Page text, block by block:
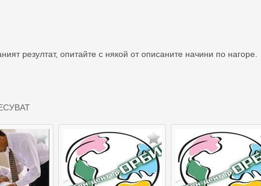
резултат, опитайте с някой от описаните начини по нагоре.